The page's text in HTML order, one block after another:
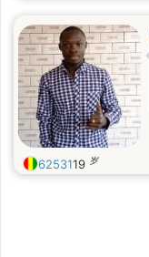
6253119 岁